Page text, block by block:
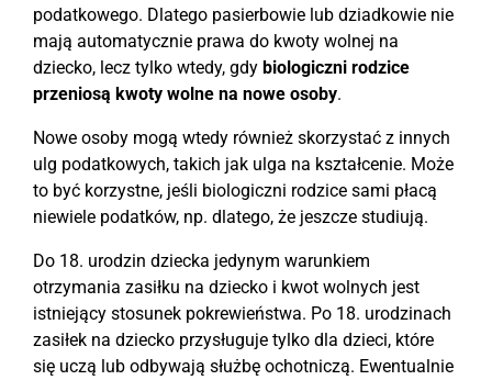
podatkowego. Dlatego pasierbowie lub dziadkowie nie
mają automatycznie prawa do kwoty wolnej na
dziecko, lecz tylko wtedy, gdy biologiczni rodzice
przeniosą kwoty wolne na nowe osoby.
Nowe osoby mogą wtedy również skorzystać z innych
ulg podatkowych, takich jak ulga na kształcenie. Może
to być korzystne, jeśli biologiczni rodzice sami płacą
niewiele podatków, np. dlatego, że jeszcze studiują.
Do 18. urodzin dziecka jedynym warunkiem
otrzymania zasiłku na dziecko i kwot wolnych jest
istniejący stosunek pokrewieństwa. Po 18. urodzinach
zasiłek na dziecko przysługuje tylko dla dzieci, które
się uczą lub odbywają służbę ochotniczą. Ewentualnie